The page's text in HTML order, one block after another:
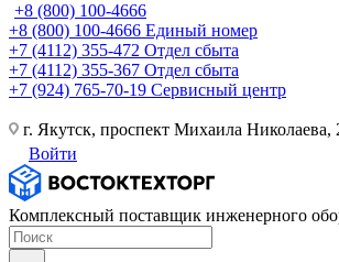
+8 (800) 100-4666
+8 (800) 100-4666 Единый номер
+7 (4112) 355-472 Отдел сбыта
+7 (4112) 355-367 Отдел сбыта
+7 (924) 765-70-19 Сервисный центр
г. Якутск, проспект Михаила Николаева,
Войти
Комплексный поставщик инженерного